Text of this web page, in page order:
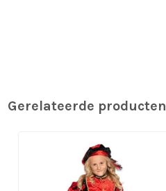
Gerelateerde producten